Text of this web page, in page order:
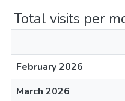
Total visits per
February 2026
March 2026